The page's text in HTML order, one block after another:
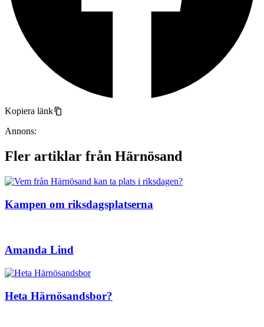
Kopiera länk
Annons:
Fler artiklar från Härnösand
Kampen om riksdagsplatserna
Amanda Lind
Heta Härnösandsbor?